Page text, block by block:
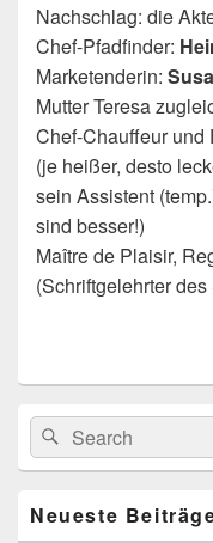
Nachschlag: die
Chef-Pfadfinder:
Marketenderin:
Mutter Teresa
Chef-Chauffeur und
(je heißer, desto
sein Assistent
sind besser!)
Maître de Plaisir,
(Schriftgelehrter des
Primärer
Seitenleisten-
Widgetbereich
Suchen
nach:
Suchen
Neueste